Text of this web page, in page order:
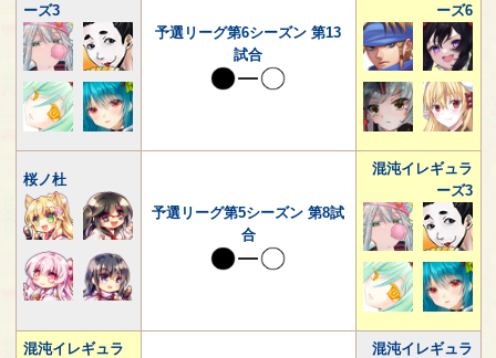
ーズ3
予選リーグ第6シーズン 第13
試合
ーズ6
桜ノ杜
予選リーグ第5シーズン 第8試
合
混沌イレギュラ
ーズ3
混沌イレギュラ
混沌イレギュラ